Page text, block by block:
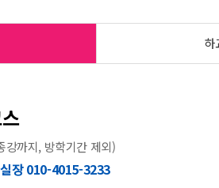
하
강까지, 방학기간 제외)
장 010-4015-3233